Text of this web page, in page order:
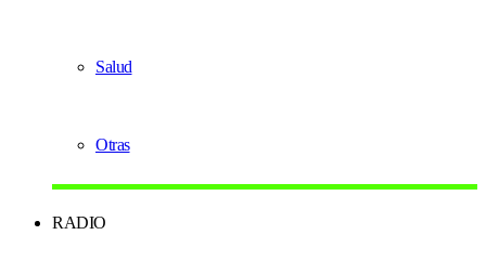
Salud
Otras
RADIO